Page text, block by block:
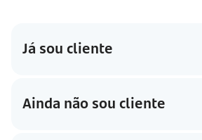
Já sou cliente
Ainda não sou cliente